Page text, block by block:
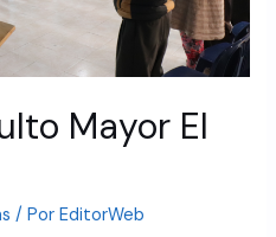
Mayor El
/ PorEditorWeb